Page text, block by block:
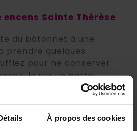
À propos des cookies
encens Sainte Thérèse
du bâtonnet à une
prendre quelques
pour ne conserver
le sur un porte-
une pièce aérée, et
répandre. Un geste idéal
ou un temps d'écoute